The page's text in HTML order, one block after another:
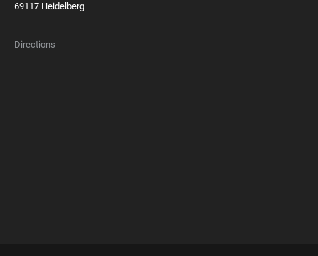
69117 Heidelberg
Directions